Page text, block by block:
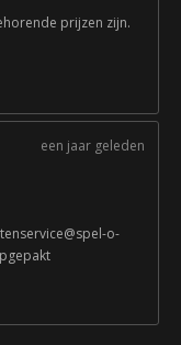
prijzen zijn.
een jaar geleden
o-